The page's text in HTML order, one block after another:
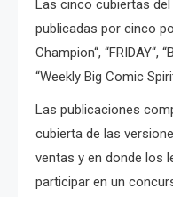
Las cinco cubiertas del
publicadas por cinco
Champion“, “FRIDAY“,
“Weekly Big Comic
Las publicaciones
cubierta de las
ventas y en donde los
participar en un